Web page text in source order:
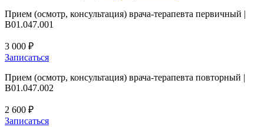
Прием (осмотр, консультация) врача-терапевта первичный |
B01.047.001
3 000 ₽
Записаться
Прием (осмотр, консультация) врача-терапевта повторный |
B01.047.002
2 600 ₽
Записаться